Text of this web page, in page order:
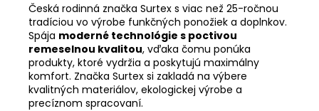
Česká rodinná značka Surtex s viac než 25-ročnou
tradíciou vo výrobe funkčných ponožiek a doplnkov.
Spája moderné technológie s poctivou
remeselnou kvalitou, vďaka čomu ponúka
produkty, ktoré vydržia a poskytujú maximálny
komfort. Značka Surtex si zakladá na výbere
kvalitných materiálov, ekologickej výrobe a
precíznom spracovaní.